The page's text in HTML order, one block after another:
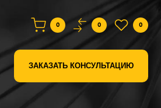
0 0 0
ЗАКАЗАТЬ КОНСУЛЬТАЦИЮ